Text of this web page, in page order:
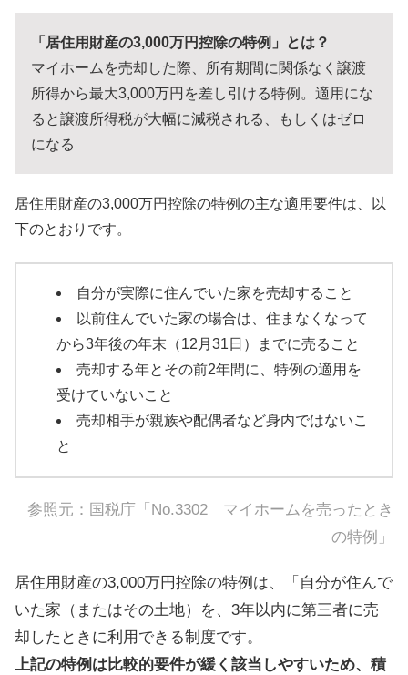
「居住用財産の3,000万円控除の特例」とは？
マイホームを売却した際、所有期間に関係なく譲渡
所得から最大3,000万円を差し引ける特例。適用にな
ると譲渡所得税が大幅に減税される、もしくはゼロ
になる
居住用財産の3,000万円控除の特例の主な適用要件は、以
下のとおりです。
自分が実際に住んでいた家を売却すること
以前住んでいた家の場合は、住まなくなって
から3年後の年末（12月31日）までに売ること
売却する年とその前2年間に、特例の適用を
受けていないこと
売却相手が親族や配偶者など身内ではないこ
と
参照元： 国税庁「No.3302 マイホームを売ったとき
の特例」
居住用財産の3,000万円控除の特例は、「自分が住んで
いた家（またはその土地）を、3年以内に第三者に売
却したときに利用できる制度です。
上記の特例は比較的要件が緩く該当しやすいため、積